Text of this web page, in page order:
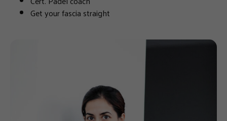
Get your fascia straight